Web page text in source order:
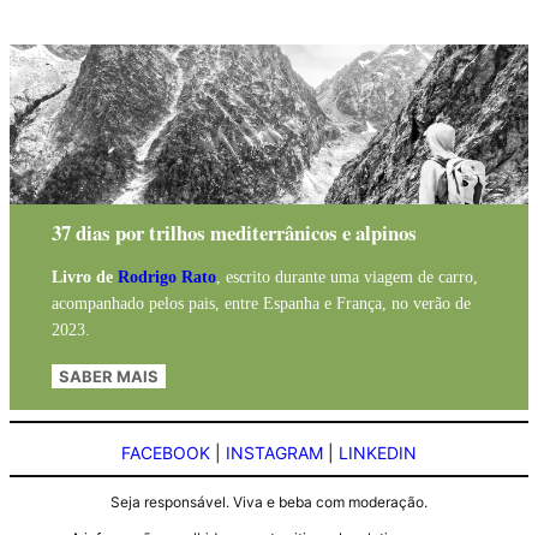
37 dias por trilhos mediterrânicos e alpinos
Livro de Rodrigo Rato, escrito durante uma viagem de carro,
acompanhado pelos pais, entre Espanha e França, no verão de
2023.
SABER MAIS
FACEBOOK INSTAGRAM LINKEDIN
Seja responsável. Viva e beba com moderação.